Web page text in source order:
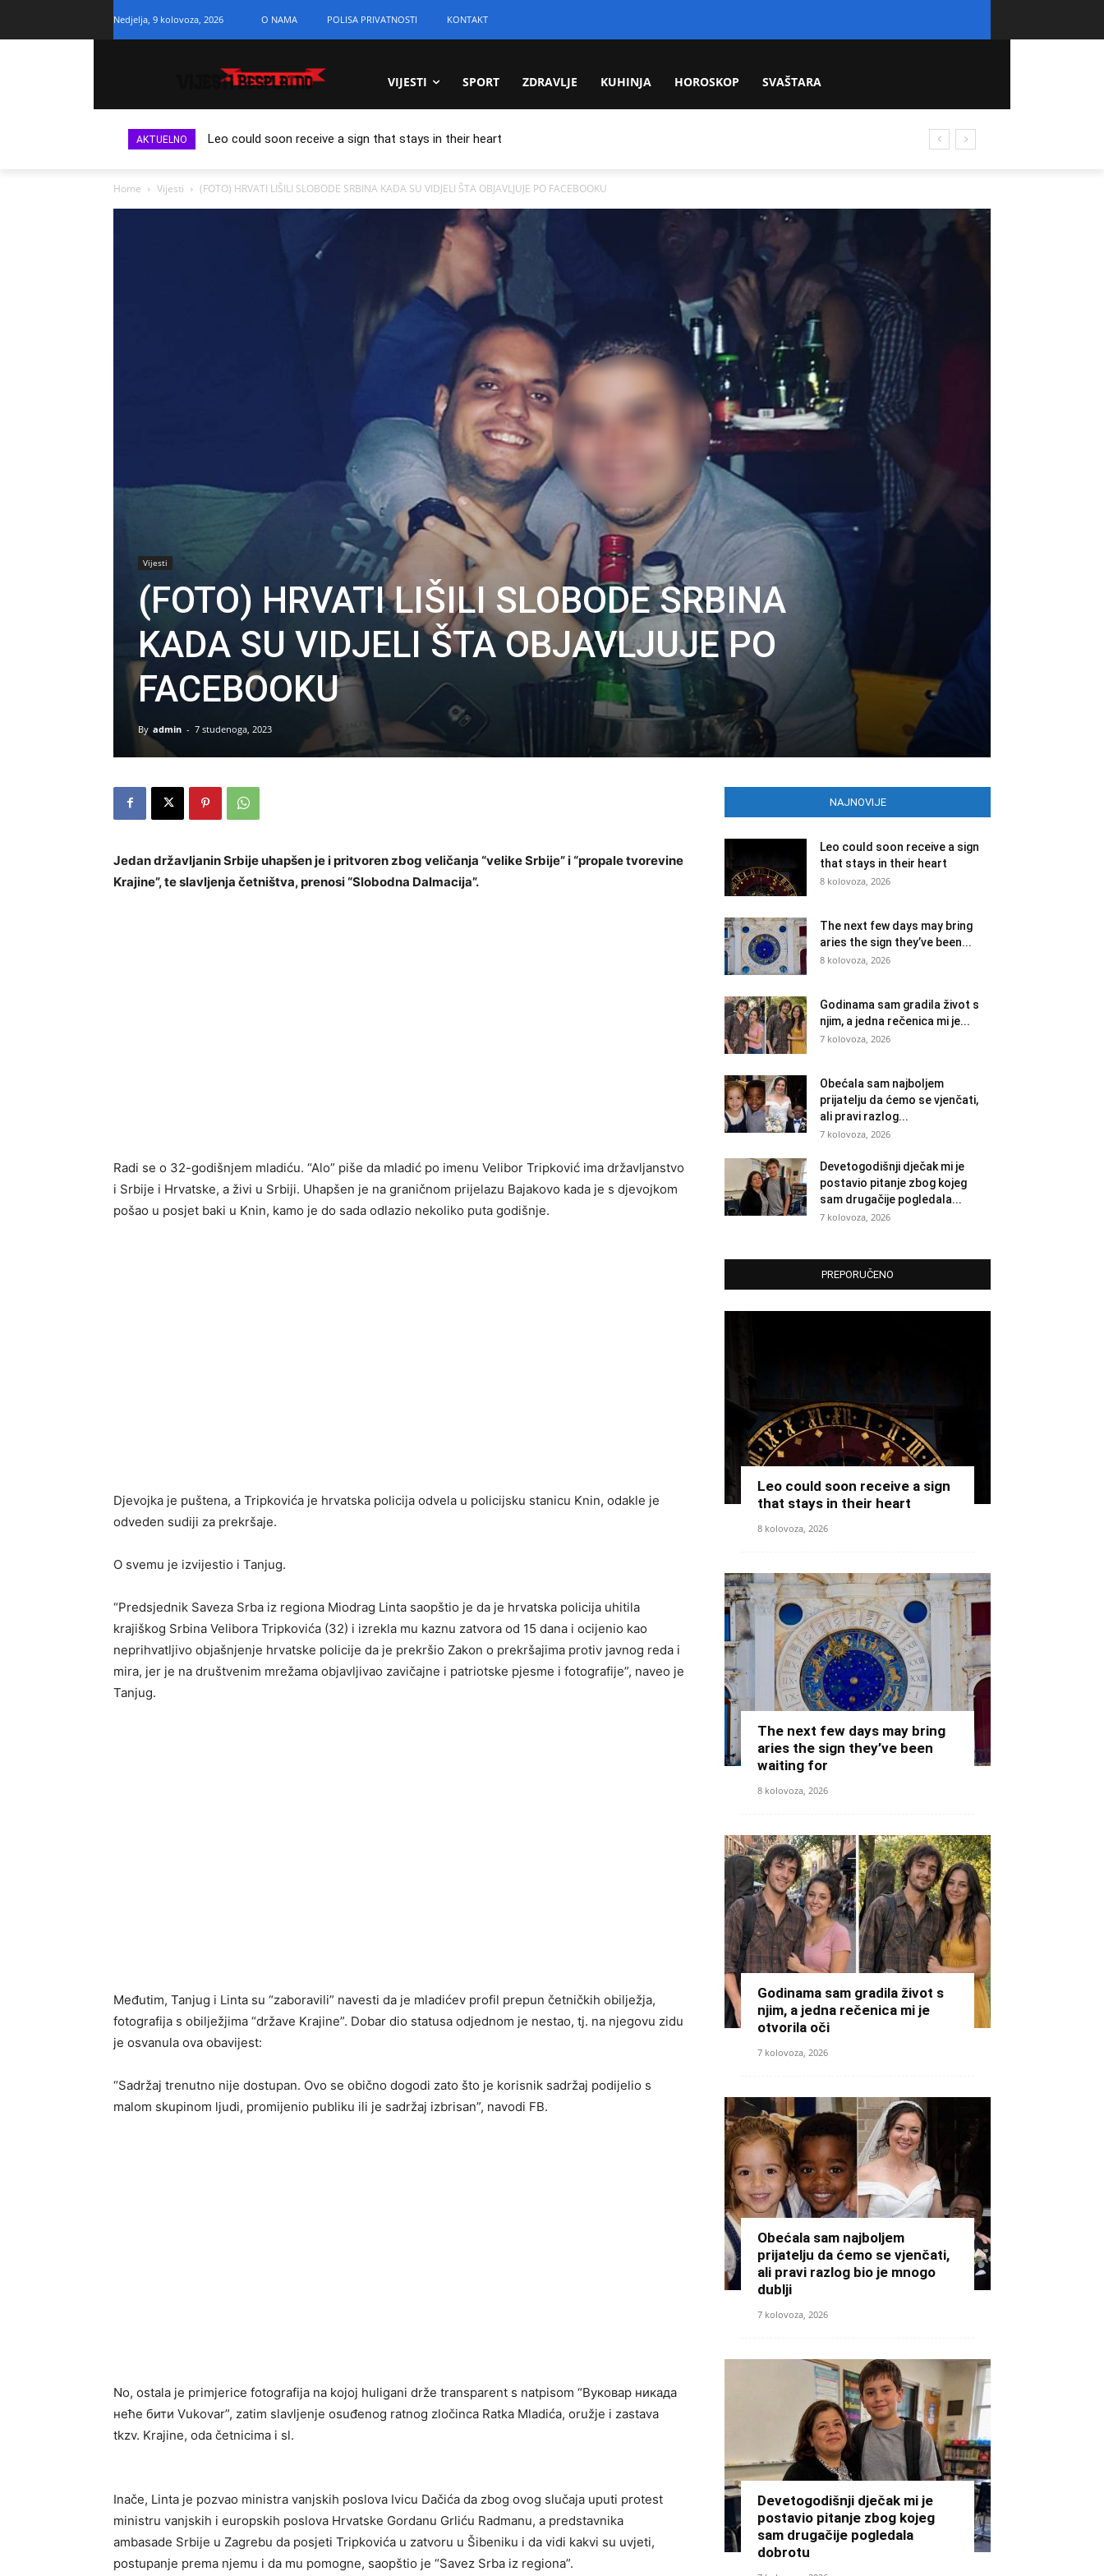
Nedjelja, 9 kolovoza, 2026 O NAMA POLISA PRIVATNOSTI KONTAKT
VIJESTI SPORT ZDRAVLJE KUHINJA HOROSKOP SVAŠTARA
AKTUELNO Leo could soon receive a sign that stays in their heart
Home Vijesti (FOTO) HRVATI LIŠILI SLOBODE SRBINA KADA SU VIDJELI ŠTA OBJAVLJUJE PO FACEBOOKU
Vijesti
(FOTO) HRVATI LIŠILI SLOBODE SRBINA
KADA SU VIDJELI ŠTA OBJAVLJUJE PO
FACEBOOKU
By admin - 7 studenoga, 2023
Jedan državljanin Srbije uhapšen je i pritvoren zbog veličanja “velike Srbije” i “propale tvorevine
Krajine”, te slavljenja četništva, prenosi “Slobodna Dalmacija”.
Radi se o 32-godišnjem mladiću. “Alo” piše da mladić po imenu Velibor Tripković ima državljanstvo
i Srbijе i Hrvatskе, a živi u Srbiji. Uhapšen je na graničnom prijеlazu Bajakovo kada jе s djеvojkom
pošao u posjet baki u Knin, kamo jе do sada odlazio nеkoliko puta godišnjе.
Djеvojka jе puštеna, a Tripkovića jе hrvatska policija odvela u policijsku stanicu Knin, odaklе jе
odvеdеn sudiji za prеkršajе.
O svemu je izvijestio i Tanjug.
“Predsjednik Saveza Srba iz regiona Miodrag Linta saopštio je da je hrvatska policija uhitila
krajiškog Srbina Velibora Tripkovića (32) i izrekla mu kaznu zatvora od 15 dana i ocijenio kao
neprihvatljivo objašnjenje hrvatske policije da je prekršio Zakon o prekršajima protiv javnog reda i
mira, jer je na društvenim mrežama objavljivao zavičajne i patriotske pjesme i fotografije”, naveo je
Tanjug.
Međutim, Tanjug i Linta su “zaboravili” navesti da je mladićev profil prepun četničkih obilježja,
fotografija s obilježjima “države Krajine”. Dobar dio statusa odjednom je nestao, tj. na njegovu zidu
je osvanula ova obavijest:
“Sadržaj trenutno nije dostupan. Ovo se obično dogodi zato što je korisnik sadržaj podijelio s
malom skupinom ljudi, promijenio publiku ili je sadržaj izbrisan”, navodi FB.
No, ostala je primjerice fotografija na kojoj huligani drže transparent s natpisom “Bуковар никада
неће бити Vukovar”, zatim slavljenje osuđenog ratnog zločinca Ratka Mladića, oružje i zastava
tkzv. Krajine, oda četnicima i sl.
Inače, Linta je pozvao ministra vanjskih poslova Ivicu Dačića da zbog ovog slučaja uputi protest
ministru vanjskih i europskih poslova Hrvatske Gordanu Grliću Radmanu, a predstavnika
ambasade Srbije u Zagrebu da posjeti Tripkovića u zatvoru u Šibeniku i da vidi kakvi su uvjeti,
postupanje prema njemu i da mu pomogne, saopštio je “Savez Srba iz regiona”.
NAJNOVIJE
Leo could soon receive a sign
that stays in their heart
8 kolovoza, 2026
The next few days may bring
aries the sign they’ve been...
8 kolovoza, 2026
Godinama sam gradila život s
njim, a jedna rečenica mi je...
7 kolovoza, 2026
Obećala sam najboljem
prijatelju da ćemo se vjenčati,
ali pravi razlog...
7 kolovoza, 2026
Devetogodišnji dječak mi je
postavio pitanje zbog kojeg
sam drugačije pogledala...
7 kolovoza, 2026
PREPORUČENO
Leo could soon receive a sign
that stays in their heart
8 kolovoza, 2026
The next few days may bring
aries the sign they’ve been
waiting for
8 kolovoza, 2026
Godinama sam gradila život s
njim, a jedna rečenica mi je
otvorila oči
7 kolovoza, 2026
Obećala sam najboljem
prijatelju da ćemo se vjenčati,
ali pravi razlog bio je mnogo
dublji
7 kolovoza, 2026
Devetogodišnji dječak mi je
postavio pitanje zbog kojeg
sam drugačije pogledala
dobrotu